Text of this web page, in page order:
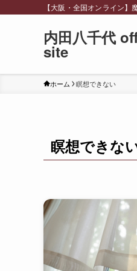
【大阪・全国オンライン
内田八千代
site
ホーム 瞑想できない
瞑想できな